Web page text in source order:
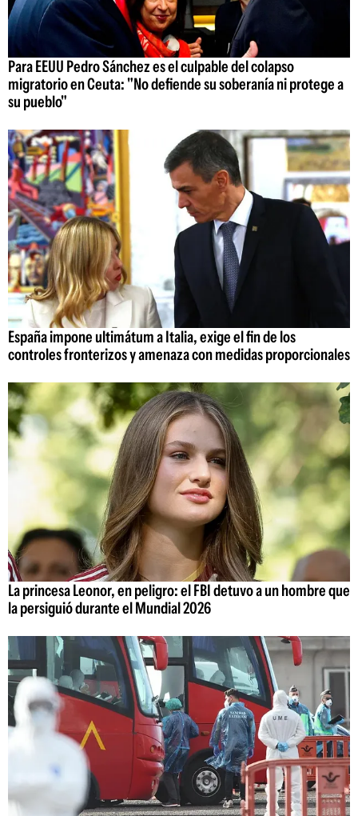
Para EEUU Pedro Sánchez es el culpable del colapso
migratorio en Ceuta: "No defiende su soberanía ni protege a
su pueblo"
España impone ultimátum a Italia, exige el fin de los
controles fronterizos y amenaza con medidas proporcionales
La princesa Leonor, en peligro: el FBI detuvo a un hombre que
la persiguió durante el Mundial 2026